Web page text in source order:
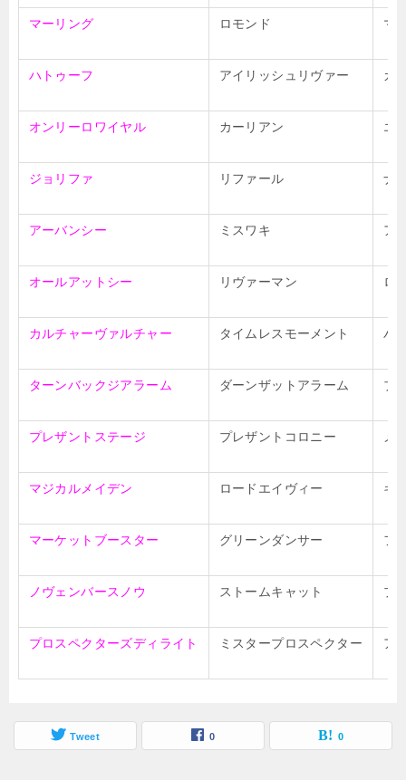
マーリング ロモンド マ
ハトゥーフ アイリッシュリヴァー カ
オンリーロワイヤル カーリアン エ
ジョリファ リファール ナ
アーバンシー ミスワキ ア
オールアットシー リヴァーマン ロ
カルチャーヴァルチャー タイムレスモーメント パ
ターンバックジアラーム ダーンザットアラーム ブ
プレザントステージ プレザントコロニー メ
マジカルメイデン ロードエイヴィー ギ
マーケットブースター グリーンダンサー フ
ノヴェンバースノウ ストームキャット プ
プロスペクターズディライト ミスタープロスペクター ア
Tweet 0 0